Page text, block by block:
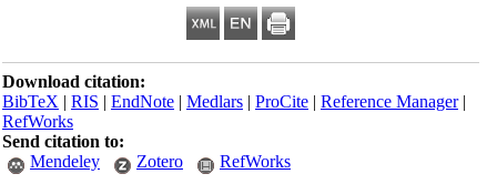
Download citation:
BibTeX|RIS|EndNote|Medlars|ProCite|Reference Manager
RefWorks
Send citation to:
Mendeley
Zotero RefWorks